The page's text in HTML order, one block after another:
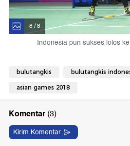
8 / 8
Indonesia pun sukses lolos
bulutangkis bulutangkis
asian games 2018